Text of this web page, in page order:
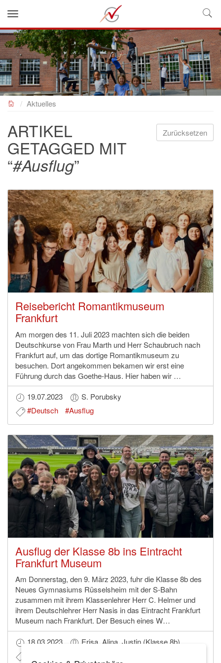
NEUES GYMNASIUM
Aktuelles
Zurücksetzen
ARTIKEL
GETAGGED MIT
“#Ausflug”
Reisebericht Romantikmuseum
Frankfurt
Am morgen des 11. Juli 2023 machten sich die beiden
Deutschkurse von Frau Marth und Herr Schaubruch nach
Frankfurt auf, um das dortige Romantikmuseum zu
besuchen. Dort angekommen bekamen wir erst eine
Führung durch das Goethe-Haus. Hier haben wir …
19.07.2023
S. Porubsky
#Deutsch
#Ausflug
Ausflug der Klasse 8b ins Eintracht
Frankfurt Museum
Am Donnerstag, den 9. März 2023, fuhr die Klasse 8b des
Neues Gymnasiums Rüsselsheim mit der S-Bahn
zusammen mit ihrem Klassenlehrer Herr C. Helmer und
ihrem Deutschlehrer Herr Nasis in das Eintracht Frankfurt
Museum nach Frankfurt. Der Besuch eines W…
18.03.2023
Erisa, Alina, Justin (Klasse 8b)